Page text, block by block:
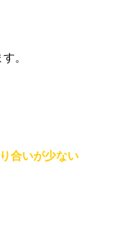
。
合いが少ない